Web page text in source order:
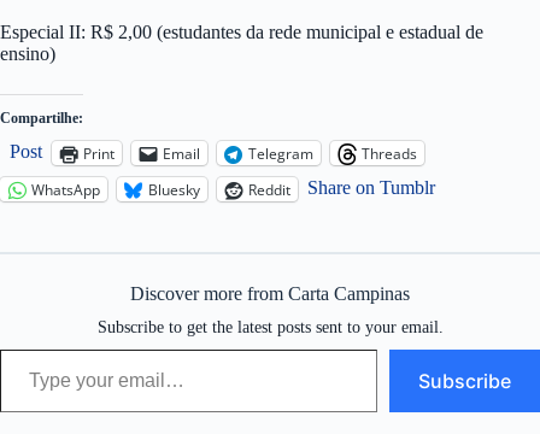
Especial II: R$ 2,00 (estudantes da rede municipal e estadual de
ensino)
Compartilhe:
Post Print Email Telegram
Threads
WhatsApp
Bluesky Reddit Share on Tumblr
Discover more from Carta Campinas
Subscribe to get the latest posts sent to your email.
Type your email…
Subscribe